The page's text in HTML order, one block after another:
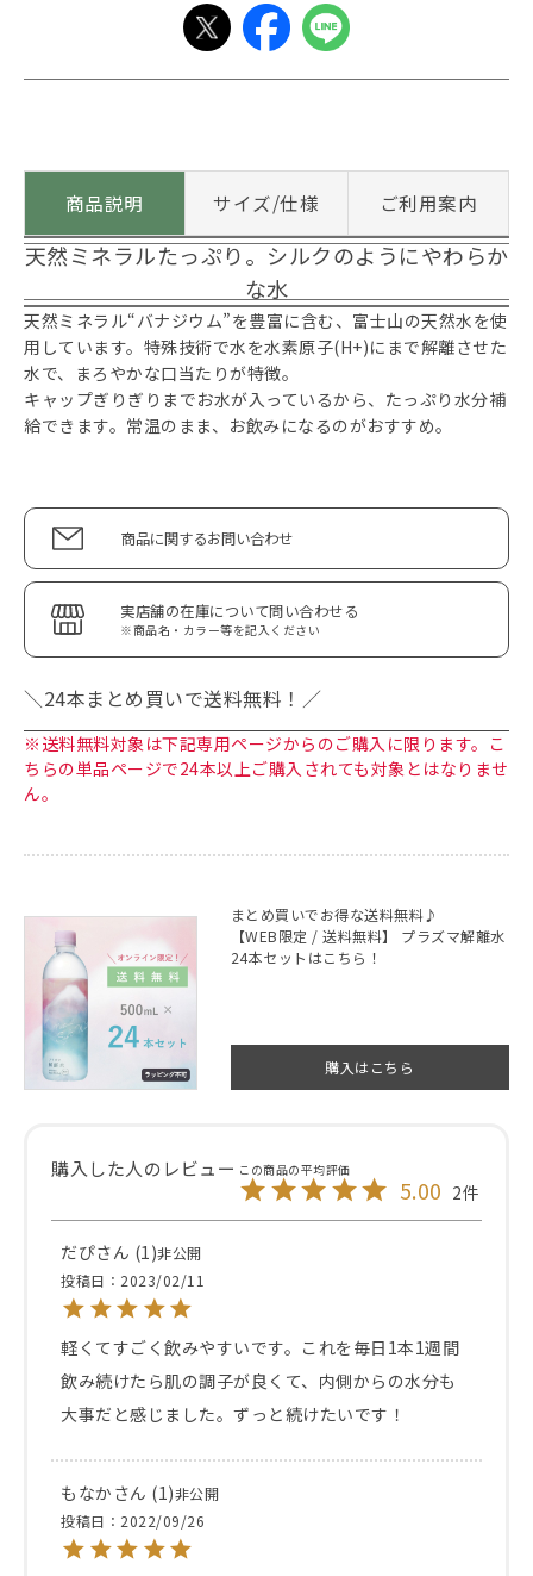
商品説明 サイズ/仕様 ご利用案内
天然ミネラルたっぷり。シルクのようにやわらか
な水
天然ミネラル“バナジウム”を豊富に含む、富士山の天然水を使
用しています。特殊技術で水を水素原子(H+)にまで解離させた
水で、まろやかな口当たりが特徴。
キャップぎりぎりまでお水が入っているから、たっぷり水分補
給できます。常温のまま、お飲みになるのがおすすめ。
商品に関するお問い合わせ
実店舗の在庫について問い合わせる
※商品名・カラー等を記入ください
＼24本まとめ買いで送料無料！／
※送料無料対象は下記専用ページからのご購入に限ります。こ
ちらの単品ページで24本以上ご購入されても対象とはなりませ
ん。
まとめ買いでお得な送料無料♪
【WEB限定 / 送料無料】 プラズマ解離水
24本セットはこちら！
購入はこちら
5.00 2
だぴ 1 非公開
投稿日
2023/02/11
軽くてすごく飲みやすいです。これを毎日1本1週間
飲み続けたら肌の調子が良くて、内側からの水分も
大事だと感じました。ずっと続けたいです！
もなか 1 非公開
投稿日
2022/09/26